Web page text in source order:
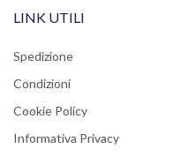
LINK UTILI
Spedizione
Condizioni
Cookie Policy
Informativa Privacy